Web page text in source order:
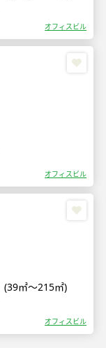
オフィスビル
オフィスビル
(39㎡〜215㎡)
オフィスビル